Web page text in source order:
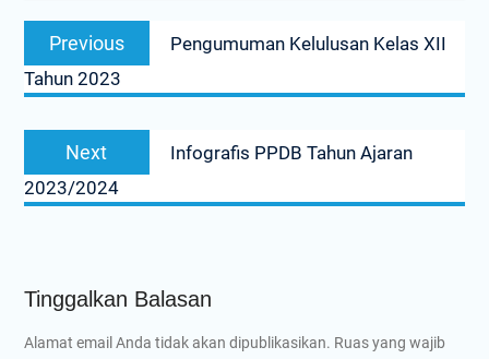
Navigasi
posPrevious
post:
Pengumuman Kelulusan Kelas XII
Tahun 2023
Next
Next
post:
Infografis PPDB Tahun Ajaran
2023/2024
Tinggalkan Balasan
Alamat email Anda tidak akan dipublikasikan. Ruas yang wajib